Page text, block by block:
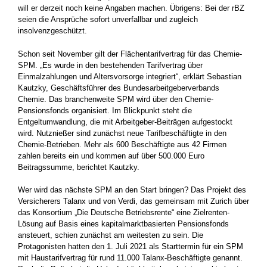
will er derzeit noch keine Angaben machen. Übrigens: Bei der rBZ
seien die Ansprüche sofort unverfallbar und zugleich
insolvenzgeschützt.
Schon seit November gilt der Flächentarifvertrag für das Chemie-
SPM. „Es wurde in den bestehenden Tarifvertrag über
Einmalzahlungen und Altersvorsorge integriert“, erklärt Sebastian
Kautzky, Geschäftsführer des Bundesarbeitgeberverbands
Chemie. Das branchenweite SPM wird über den Chemie-
Pensionsfonds organisiert. Im Blickpunkt steht die
Entgeltumwandlung, die mit Arbeitgeber-Beiträgen aufgestockt
wird. Nutznießer sind zunächst neue Tarifbeschäftigte in den
Chemie-Betrieben. Mehr als 600 Beschäftigte aus 42 Firmen
zahlen bereits ein und kommen auf über 500.000 Euro
Beitragssumme, berichtet Kautzky.
Wer wird das nächste SPM an den Start bringen? Das Projekt des
Versicherers Talanx und von Verdi, das gemeinsam mit Zurich über
das Konsortium „Die Deutsche Betriebsrente“ eine Zielrenten-
Lösung auf Basis eines kapitalmarktbasierten Pensionsfonds
ansteuert, schien zunächst am weitesten zu sein. Die
Protagonisten hatten den 1. Juli 2021 als Starttermin für ein SPM
mit Haustarifvertrag für rund 11.000 Talanx-Beschäftigte genannt.